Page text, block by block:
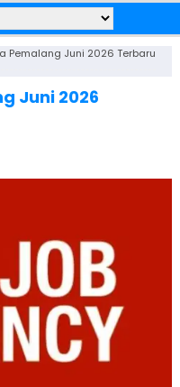
Pemalang Juni 2026 Terbaru
Juni 2026